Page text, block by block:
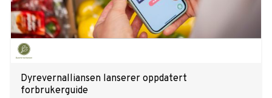
Dyrevernalliansen lanserer oppdatert
forbrukerguide